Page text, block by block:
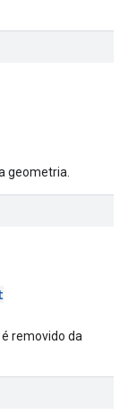
geometria.
removido da